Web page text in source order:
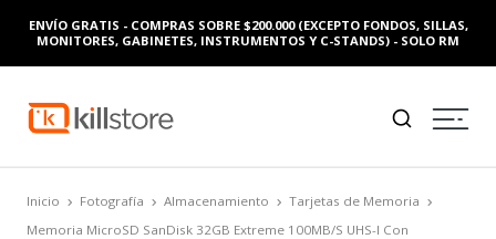
ENVÍO GRATIS - COMPRAS SOBRE $200.000 (EXCEPTO FONDOS, SILLAS,
MONITORES, GABINETES, INSTRUMENTOS Y C-STANDS) - SOLO RM
Inicio Fotografía Almacenamiento
Tarjetas de Memoria
Memoria MicroSD SanDisk 32GB Extreme 100MB/S UHS-I Con